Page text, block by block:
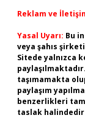
Reklam ve
Yasal Uyarı: Bu
veya şahıs
Sitede yalnızca
taşımamakta
paylaşım
benzerlikleri
taslak